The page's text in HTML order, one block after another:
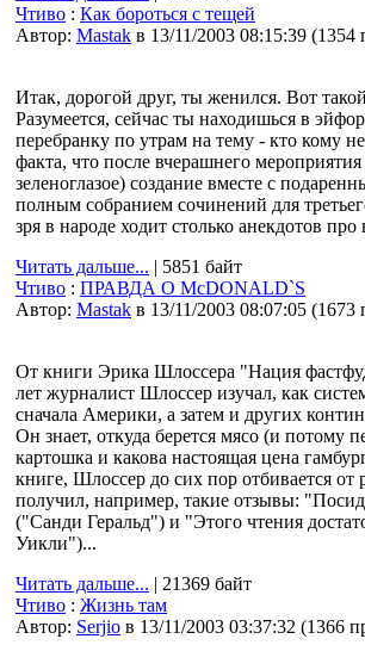
Чтиво : Как бороться с тещей
Автор: Мastak в 13/11/2003 08:15:39 (1354
Итак, дорогой друг, ты женился. Вот
Разумеется, сейчас ты находишься в
перебранку по утрам на тему - кто кому
факта, что после вчерашнего мероприятия
зеленоглазое) создание вместе с
полным собранием сочинений для
зря в народе ходит столько анекдотов
Читать дальше... | 5851 байт
Чтиво : ПРАВДА О McDONALD`S
Автор: Мastak в 13/11/2003 08:07:05 (1673
От книги Эрика Шлоссера "Нация
лет журналист Шлоссер изучал, как
сначала Америки, а затем и других
Он знает, откуда берется мясо (и потому
картошка и какова настоящая цена
книге, Шлоссер до сих пор отбивается
получил, например, такие отзывы:
("Санди Геральд") и "Этого чтения
Уикли")...
Читать дальше... | 21369 байт
Чтиво : Жизнь там
Автор: Serjio в 13/11/2003 03:37:32 (1366